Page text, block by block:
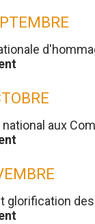
aux
glorification